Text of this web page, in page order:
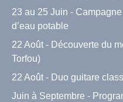
23 au 25 Juin -
d’eau potable
22 Août - Découverte du
Torfou)
22 Août - Duo guitare
Juin à Septembre -